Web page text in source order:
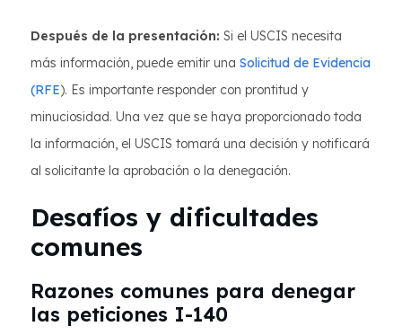
Después de la presentación: Si el USCIS necesita
más información, puede emitir una Solicitud de Evidencia
(RFE). Es importante responder con prontitud y
minuciosidad. Una vez que se haya proporcionado toda
la información, el USCIS tomará una decisión y notificará
al solicitante la aprobación o la denegación.
Desafíos y dificultades
comunes
Razones comunes para denegar
las peticiones I-140